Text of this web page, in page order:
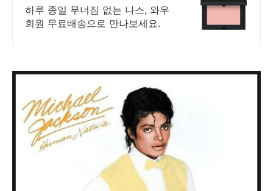
로켓배송
하루 종일 무너짐 없는 나스, 와우
회원 무료배송으로 만나보세요.